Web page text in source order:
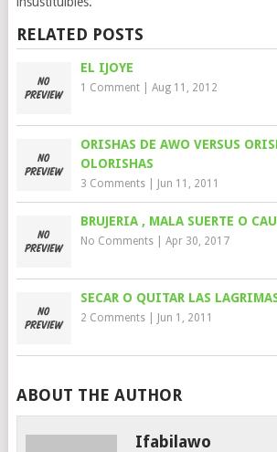
RELATED POSTS
EL IJOYE
1 Comment| Aug 11, 2012
ORISHAS DE AWO VERSUS
OLORISHAS
3 Comments| Jun 11, 2011
BRUJERIA , MALA SUERTE O
No Comments| Apr 30, 2017
SECAR O QUITAR LAS
2 Comments| Jun 1, 2011
ABOUT THE AUTHOR
Ifabilawo